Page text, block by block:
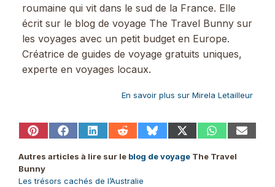
roumaine qui vit dans le sud de la France. Elle
écrit sur le blog de voyage The Travel Bunny sur
les voyages avec un petit budget en Europe.
Créatrice de guides de voyage gratuits uniques,
experte en voyages locaux.
En savoir plus sur Mirela Letailleur
Share
Pinterest
Share
Facebook
Share
LinkedIn
Share
Reddit
Share
Bluesky
Share
X
(Twitter)
Share
WhatsApp
Share
Autres articles à lire sur le blog de voyage The Travel
Bunny
Les trésors cachés de l’Australie